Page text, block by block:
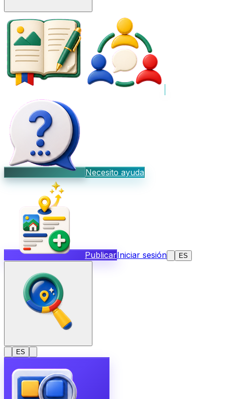
Necesito ayuda
PublicarIniciar sesión ES
ES